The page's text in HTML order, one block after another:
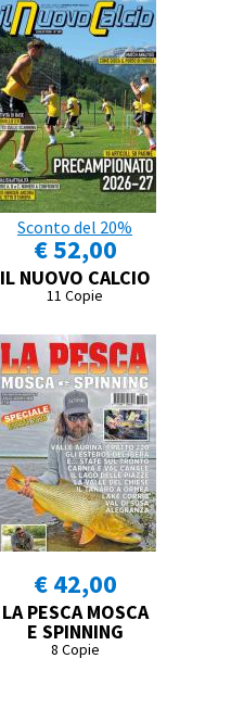
Sconto del 20%
€ 52,00
IL NUOVO CALCIO
11 Copie
€ 42,00
LA PESCA MOSCA
E SPINNING
8 Copie